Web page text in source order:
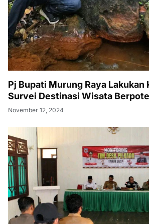
Pj Bupati Murung Raya Lakukan
Survei Destinasi Wisata
November 12, 2024